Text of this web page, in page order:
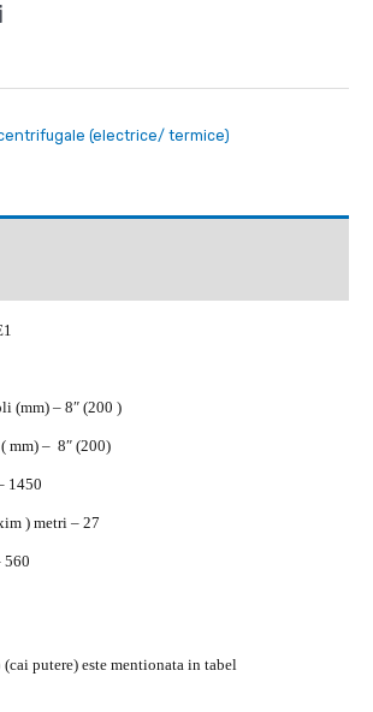
(electrice/ termice)
(mm) – 8″ (200 )
mm) – 8″ (200)
1450
) metri – 27
560
(cai putere) este mentionata in tabel